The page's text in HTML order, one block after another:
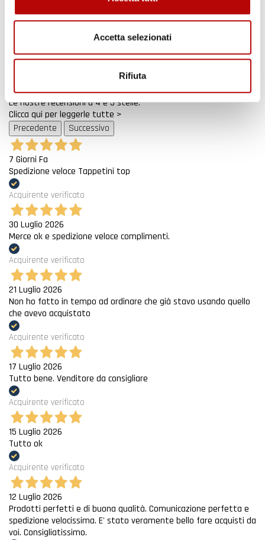
Accetta selezionati
Rifiuta
recensioni
185
Recensioni Ebay
Le nostre recensioni a 4 e 5 stelle.
Clicca qui per leggerle tutte >
Precedente
Successivo
7 Giorni Fa
Spedizione veloce Tappetini top
Acquirente verificato
30 Luglio 2026
Merce ok e spedizione veloce complimenti.
Acquirente verificato
21 Luglio 2026
Non ho fatto in tempo ad ordinare che già stavo usando quello
che avevo acquistato
Acquirente verificato
17 Luglio 2026
Tutto bene. Venditore da consigliare
Acquirente verificato
15 Luglio 2026
Tutto ok
Acquirente verificato
12 Luglio 2026
Prodotti perfetti e di buona qualità. Comunicazione perfetta e
spedizione velocissima. E' stato veramente bello fare acquisti da
voi. Consigliatissimo.
Oltre 2000 clienti già iscritti.